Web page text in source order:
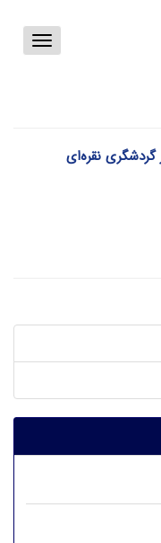
Toggle
نقره‌ای